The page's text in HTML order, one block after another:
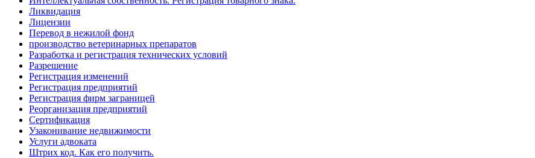
Ликвидация
Лицензии
Перевод в нежилой фонд
производство ветеринарных препаратов
Разработка и регистрация технических условий
Разрешение
Регистрация изменений
Регистрация предприятий
Регистрация фирм заграницей
Реорганизация предприятий
Сертификация
Узаконивание недвижимости
Услуги адвоката
Штрих код. Как его получить.